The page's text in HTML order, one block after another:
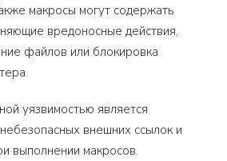
макросы могут содержать
вредоносные действия,
файлов или блокировка
уязвимостью является
внешних ссылок и
выполнении макросов.